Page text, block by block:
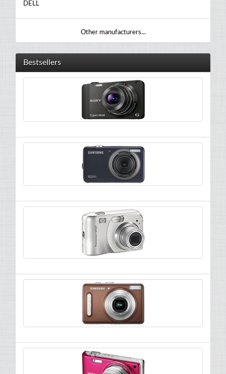
DELL
Other manufacturers...
Bestsellers